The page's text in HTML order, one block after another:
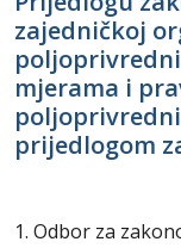
zajedničkoj
mjerama i
prijedlogom
1. Odbor za